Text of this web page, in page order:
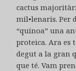
cactus
mil•lenaris. Per
“quinoa” una
proteica. Ara es
degut a la gran
que té. Vam